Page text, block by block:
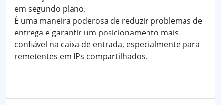
em segundo plano.
É uma maneira poderosa de reduzir problemas de
entrega e garantir um posicionamento mais
confiável na caixa de entrada, especialmente para
remetentes em IPs compartilhados.